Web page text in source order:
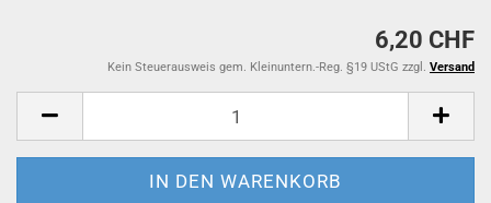
6,20 CHF
Kein Steuerausweis gem. Kleinuntern.-Reg. §19 UStG zzgl. Versand